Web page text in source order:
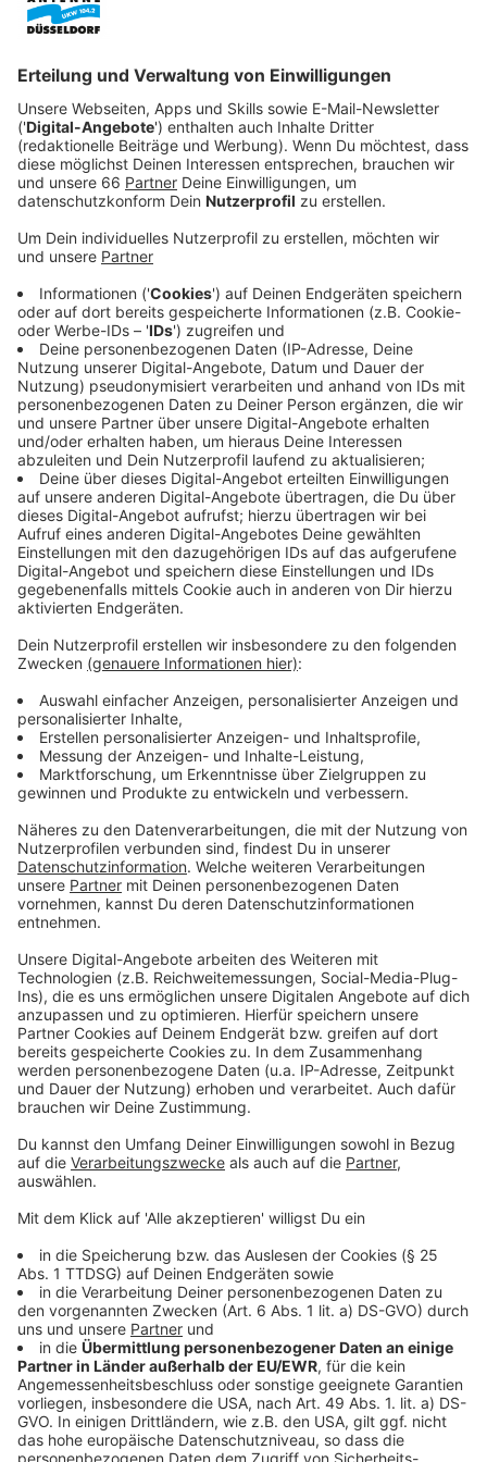
Zeit soll Rodrigo Diaz de Vivar (Jaime Lorente)
werden. Auch um Rache zu nehmen für den Tod
Veröffentlicht:Dienstag, 08.12.2020 21:42
Anzeige
aus Intrigen und Seilschaften. Und auch König
Ferdinands Ehefrau, seine Brüder und seine Kinder
verfolgen nur ihre eigenen Ziele.
El Cid treibt es zunächst zu den Mauren, deren
Heerführer er schnell wird und so seinen Spitznamen
erhält. Doch El Cid wird die Seiten wechseln müssen,
um sein Erbe anzutreten und blutige Rache zu nehmen.
Streaming-Dienst: Amazon Prime Video
Anzeige
Wir benötigen Ihre
Zustimmung, um den YouTube
Video-Service zu laden!
Wir verwenden einen Service eines
Drittanbieters, um Videoinhalte
Daten zu Ihren Aktivitäten
sammeln. Bitte lesen Sie die
Details durch und stimmen Sie der
Nutzung des Service zu, um dieses
Mehr Informationen
Akzeptieren
powered byUsercentrics Consent
Management Platform
El Cid ist auf der Suche. Nach seiner Rolle im Leben
und nach dem Mörder seines Vaters.
Anzeige
©Copyright: Amazon Prime Video
Anzeige
©Copyright: Amazon Prime Video
Wo El Cid auftaucht, sind blutige Kämpfe nicht fern...
Anzeige